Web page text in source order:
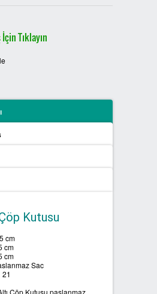
ATIK KUTULARI
ATIK KUTULARI
SIFIR ATIK
KONTEYNERLARI
BİLGİLENDİRME
Tıklayın
Kutusu
cm
cm
cm
Sac
Çöp Kutusu paslanmaz